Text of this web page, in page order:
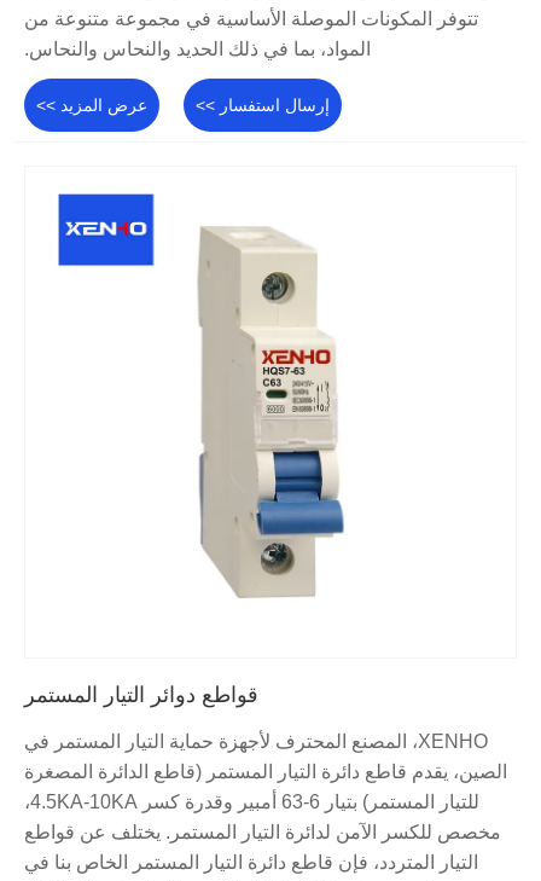
تتوفر المكونات الموصلة الأساسية في مجموعة متنوعة من
المواد، بما في ذلك الحديد والنحاس والنحاس.
عرض المزيد >> إرسال استفسار >>
قواطع دوائر التيار المستمر
XENHO، المصنع المحترف لأجهزة حماية التيار المستمر في
الصين، يقدم قاطع دائرة التيار المستمر (قاطع الدائرة المصغرة
للتيار المستمر) بتيار 6-63 أمبير وقدرة كسر 4.5KA-10KA،
مخصص للكسر الآمن لدائرة التيار المستمر. يختلف عن قواطع
التيار المتردد، فإن قاطع دائرة التيار المستمر الخاص بنا في